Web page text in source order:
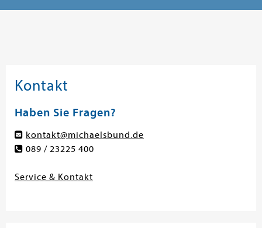
Kontakt
Haben Sie Fragen?
kontakt@michaelsbund.de
089 / 23225 400
Service & Kontakt